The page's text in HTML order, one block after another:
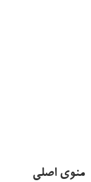
منوی اصلی